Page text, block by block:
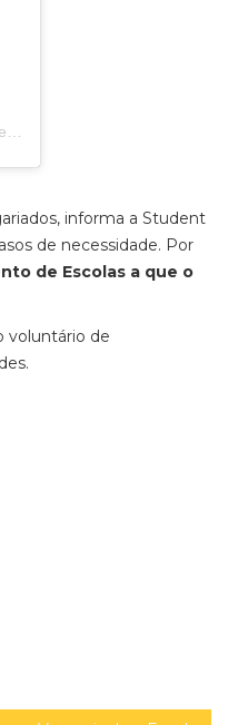
informa a Student
de necessidade. Por
de Escolas a que o
voluntário de